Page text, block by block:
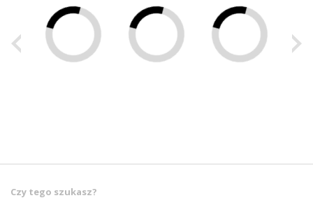
Czy tego szukasz?